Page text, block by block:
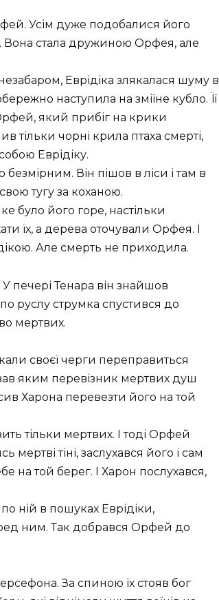
Усім дуже подобалися його
Вона стала дружиною Орфея, але
Еврідіка злякалася шуму в
наступила на зміїне кубло. Її
який прибіг на крики
тільки чорні крила птаха смерті,
Еврідіку.
Він пішов в ліси і там в
тугу за коханою.
було його горе, настільки
їх, а дерева оточували Орфея. І
Але смерть не приходила.
печері Тенара він знайшов
руслу струмка спустився до
мертвих.
своєї черги переправиться
яким перевізник мертвих душ
Харона перевезти його на той
тільки мертвих. І тоді Орфей
мертві тіні, заслухався його і сам
на той берег. І Харон послухався,
ній в пошуках Еврідіки,
ним. Так добрався Орфей до
За спиною їх стояв бог